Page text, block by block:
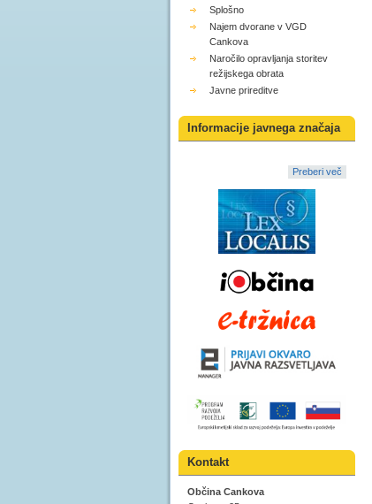
Splošno
Najem dvorane v VGD
Cankova
Naročilo opravljanja storitev
režijskega obrata
Javne prireditve
Informacije javnega značaja
Preberi več
Kontakt
Občina Cankova